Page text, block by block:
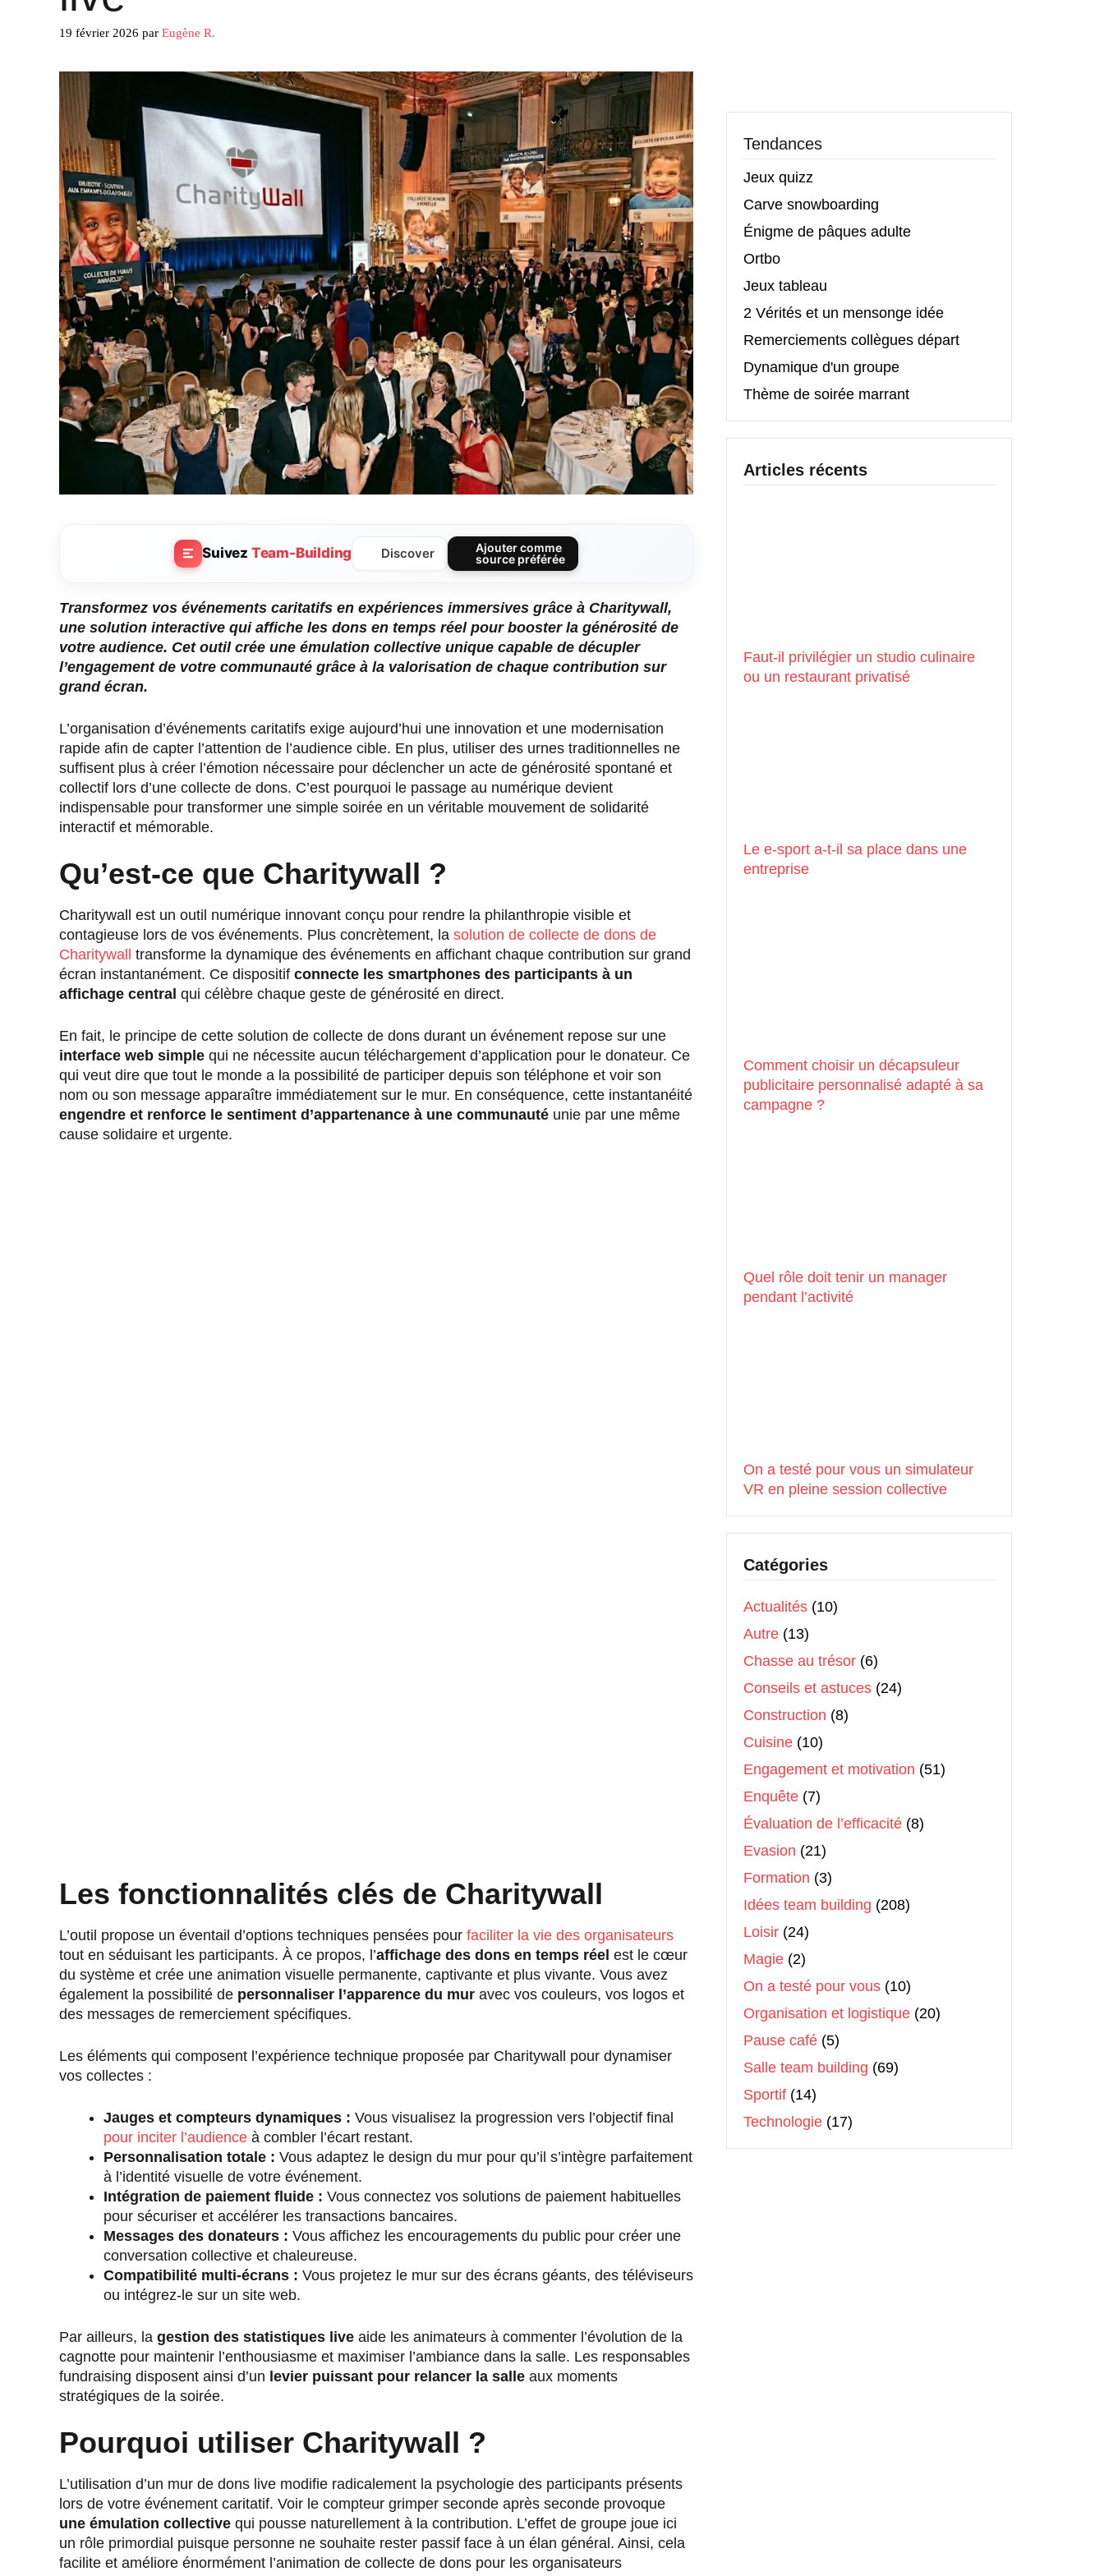
19 février 2026 par Eugène R.
Suivez Team-Building Discover
Ajouter comme
source préférée
Transformez vos événements caritatifs en expériences immersives grâce à Charitywall,
une solution interactive qui affiche les dons en temps réel pour booster la générosité de
votre audience. Cet outil crée une émulation collective unique capable de décupler
l’engagement de votre communauté grâce à la valorisation de chaque contribution sur
grand écran.
L’organisation d’événements caritatifs exige aujourd’hui une innovation et une modernisation
rapide afin de capter l’attention de l’audience cible. En plus, utiliser des urnes traditionnelles ne
suffisent plus à créer l’émotion nécessaire pour déclencher un acte de générosité spontané et
collectif lors d’une collecte de dons. C’est pourquoi le passage au numérique devient
indispensable pour transformer une simple soirée en un véritable mouvement de solidarité
interactif et mémorable.
Qu’est-ce que Charitywall ?
Charitywall est un outil numérique innovant conçu pour rendre la philanthropie visible et
contagieuse lors de vos événements. Plus concrètement, la solution de collecte de dons de
Charitywall transforme la dynamique des événements en affichant chaque contribution sur grand
écran instantanément. Ce dispositif connecte les smartphones des participants à un
affichage central qui célèbre chaque geste de générosité en direct.
En fait, le principe de cette solution de collecte de dons durant un événement repose sur une
interface web simple qui ne nécessite aucun téléchargement d’application pour le donateur. Ce
qui veut dire que tout le monde a la possibilité de participer depuis son téléphone et voir son
nom ou son message apparaître immédiatement sur le mur. En conséquence, cette instantanéité
engendre et renforce le sentiment d’appartenance à une communauté unie par une même
cause solidaire et urgente.
Les fonctionnalités clés de Charitywall
L’outil propose un éventail d’options techniques pensées pour faciliter la vie des organisateurs
tout en séduisant les participants. À ce propos, l’affichage des dons en temps réel est le cœur
du système et crée une animation visuelle permanente, captivante et plus vivante. Vous avez
également la possibilité de personnaliser l’apparence du mur avec vos couleurs, vos logos et
des messages de remerciement spécifiques.
Les éléments qui composent l’expérience technique proposée par Charitywall pour dynamiser
vos collectes :
Jauges et compteurs dynamiques : Vous visualisez la progression vers l’objectif final
pour inciter l’audience à combler l’écart restant.
Personnalisation totale : Vous adaptez le design du mur pour qu’il s’intègre parfaitement
à l’identité visuelle de votre événement.
Intégration de paiement fluide : Vous connectez vos solutions de paiement habituelles
pour sécuriser et accélérer les transactions bancaires.
Messages des donateurs : Vous affichez les encouragements du public pour créer une
conversation collective et chaleureuse.
Compatibilité multi-écrans : Vous projetez le mur sur des écrans géants, des téléviseurs
ou intégrez-le sur un site web.
Par ailleurs, la gestion des statistiques live aide les animateurs à commenter l’évolution de la
cagnotte pour maintenir l’enthousiasme et maximiser l’ambiance dans la salle. Les responsables
fundraising disposent ainsi d’un levier puissant pour relancer la salle aux moments
stratégiques de la soirée.
Pourquoi utiliser Charitywall ?
L’utilisation d’un mur de dons live modifie radicalement la psychologie des participants présents
lors de votre événement caritatif. Voir le compteur grimper seconde après seconde provoque
une émulation collective qui pousse naturellement à la contribution. L’effet de groupe joue ici
un rôle primordial puisque personne ne souhaite rester passif face à un élan général. Ainsi, cela
facilite et améliore énormément l’animation de collecte de dons pour les organisateurs
Tendances
Jeux quizz
Carve snowboarding
Énigme de pâques adulte
Ortbo
Jeux tableau
2 Vérités et un mensonge idée
Remerciements collègues départ
Dynamique d'un groupe
Thème de soirée marrant
Articles récents
Faut-il privilégier un studio culinaire
ou un restaurant privatisé
Le e-sport a-t-il sa place dans une
entreprise
Comment choisir un décapsuleur
publicitaire personnalisé adapté à sa
campagne ?
Quel rôle doit tenir un manager
pendant l’activité
On a testé pour vous un simulateur
VR en pleine session collective
Catégories
Actualités (10)
Autre (13)
Chasse au trésor (6)
Conseils et astuces (24)
Construction (8)
Cuisine (10)
Engagement et motivation (51)
Enquête (7)
Évaluation de l’efficacité (8)
Evasion (21)
Formation (3)
Idées team building (208)
Loisir (24)
Magie (2)
On a testé pour vous (10)
Organisation et logistique (20)
Pause café (5)
Salle team building (69)
Sportif (14)
Technologie (17)